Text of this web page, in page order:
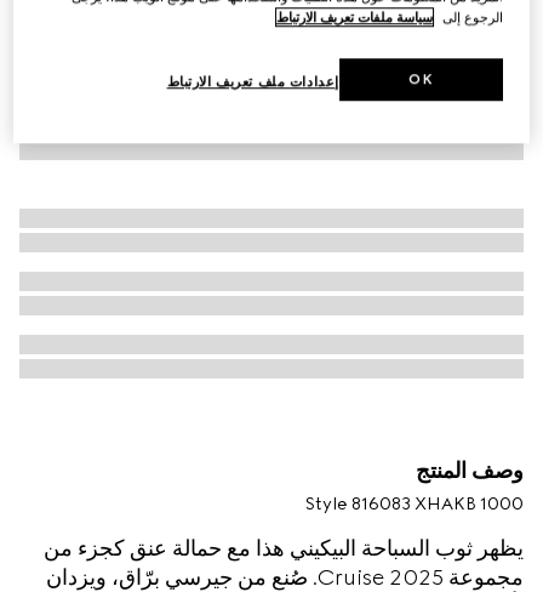
وصف المنتج
Style ‎816083 XHAKB 1000
يظهر ثوب السباحة البيكيني هذا مع حمالة عنق كجزء من
مجموعة Cruise 2025. صُنع من جيرسي برّاق، ويزدان
الرجوع إلى سياسة ملفات تعريف الارتباط
إعدادات ملف تعريف الارتباط OK